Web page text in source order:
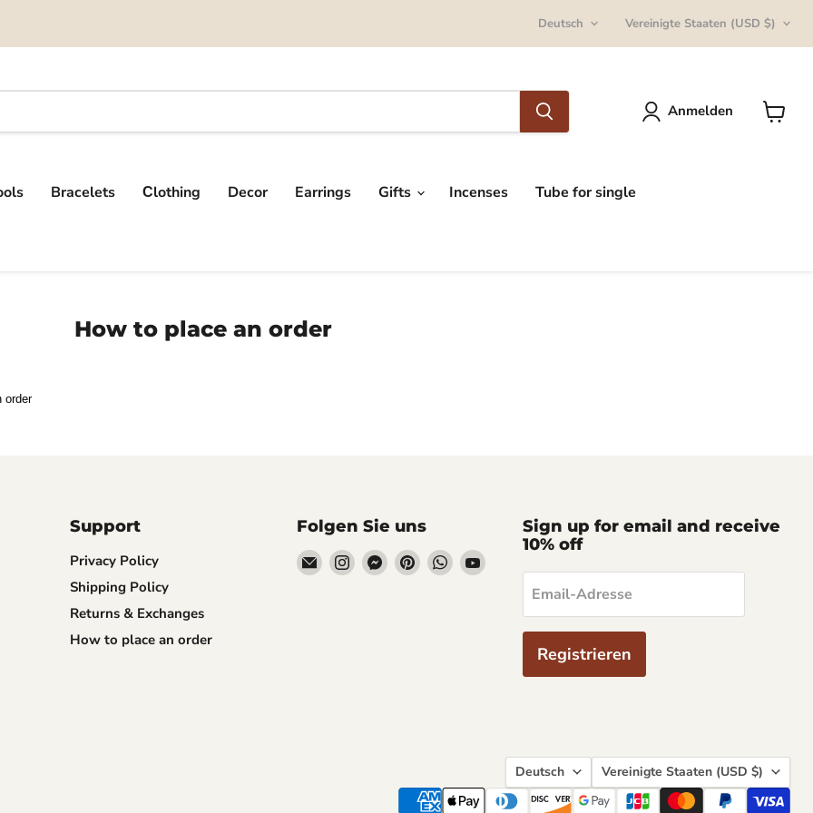
Sprache
Deutsch Land
Vereinigte Staaten (USD $)
Anmelden
Bracelets Сlothing Decor Earrings Gifts Incenses Tube for single
How to place an order
order
Support
Privacy Policy
Shipping Policy
Returns & Exchanges
How to place an order
Folgen Sie uns
Email
Ayaho
Finden
Sie
Finden
Sie
Finden
Sie
Finden
Sie
Finden
YouTube
Sign up for email and receive
10% off
Email-Adresse
Registrieren
Sprache
Deutsch Land
Vereinigte Staaten (USD $)